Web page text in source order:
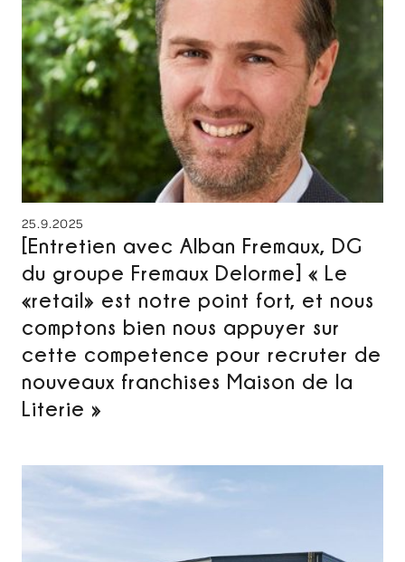
25.9.2025
[Entretien avec Alban Fremaux, DG
du groupe Fremaux Delorme] « Le
«retail» est notre point fort, et nous
comptons bien nous appuyer sur
cette competence pour recruter de
nouveaux franchises Maison de la
Literie »